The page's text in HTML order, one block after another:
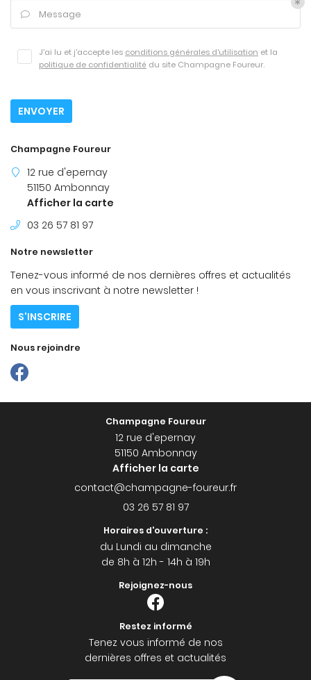
& Philosophie
Actualités
Contact
Une
03 26 57 81
 Message
J'ai lu et j'accepte les conditions générales d'utilisation et la
politique de confidentialité du site Champagne Foureur.
ENVOYER
Champagne Foureur
12 rue d'epernay
51150 Ambonnay
Afficher la carte
03 26 57 81 97
Notre newsletter
Tenez-vous informé de nos dernières offres et actualités
en vous inscrivant à notre newsletter !
S'INSCRIRE
Nous rejoindre
Champagne Foureur
12 rue d'epernay
51150 Ambonnay
Afficher la carte
03 26 57 81 97
Horaires d'ouverture :
du Lundi au dimanche
de 8h à 12h - 14h à 19h
Rejoignez-nous
Restez informé
Tenez vous informé de nos
dernières offres et actualités